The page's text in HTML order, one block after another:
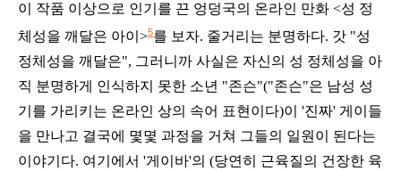
이 작품 이상으로 인기를 끈 엉덩국의 온라인 만화 <성 정
체성을 깨달은 아이>5를 보자. 줄거리는 분명하다. 갓 "성
정체성을 깨달은", 그러니까 사실은 자신의 성 정체성을 아
직 분명하게 인식하지 못한 소년 "존슨"("존슨"은 남성 성
기를 가리키는 온라인 상의 속어 표현이다)이 '진짜' 게이들
을 만나고 결국에 몇몇 과정을 거쳐 그들의 일원이 된다는
이야기다. 여기에서 '게이바'의 (당연히 근육질의 건장한 육